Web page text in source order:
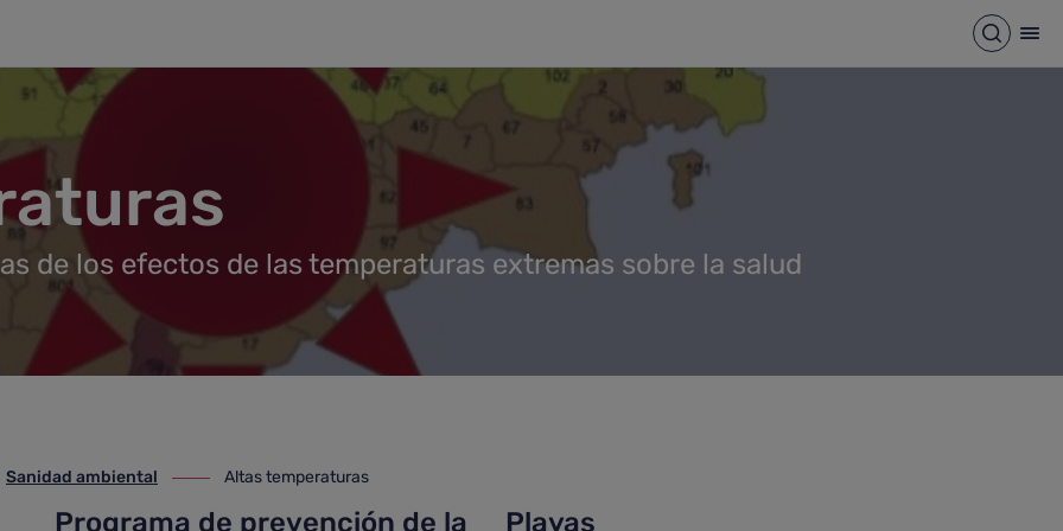
Abrir
de los efectos de las temperaturas extremas sobre la salud
ambiental
Sanidad ambiental
ir-a Altas temperaturas
Altas temperaturas
Programa de prevención de la
Playas